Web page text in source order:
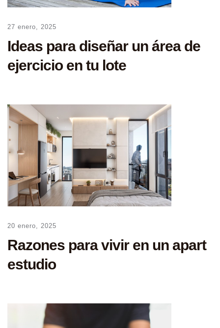
27 enero, 2025
Ideas para diseñar un área de
ejercicio en tu lote
20 enero, 2025
Razones para vivir en un apart
estudio